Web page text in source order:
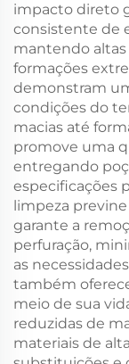
impacto direto
consistente de
mantendo
formações
demonstram
condições do
macias até
promove uma
entregando
especificações
limpeza
garante a
perfuração,
as
também
meio de sua
reduzidas de
materiais de